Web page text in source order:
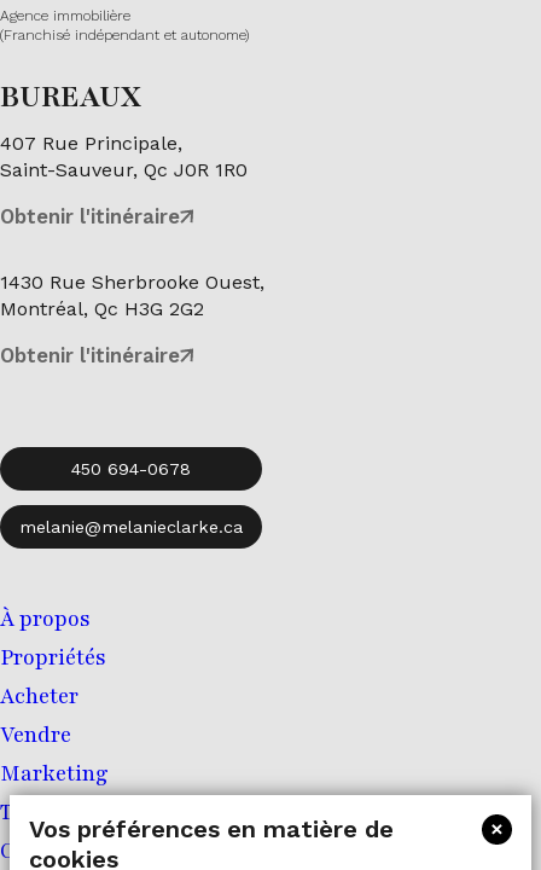
Agence immobilière
(Franchisé indépendant et autonome)
BUREAUX
407 Rue Principale,
Saint-Sauveur, Qc J0R 1R0
Obtenir l'itinéraire
1430 Rue Sherbrooke Ouest,
Montréal, Qc H3G 2G2
Obtenir l'itinéraire
450 694-0678
melanie@melanieclarke.ca
À propos
Propriétés
Acheter
Vendre
Marketing
Témoignages
Contact
×
Vos préférences en matière de
cookies